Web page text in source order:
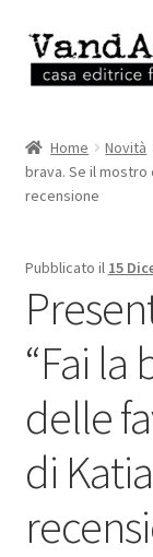
Vai
alla
Vai
al
EBOOK
EVENTI
RASSEGNA
CHI SIAMO
Home Novità
brava. Se il mostro
recensione
Pubblicato il 15
“Fai la
delle
di